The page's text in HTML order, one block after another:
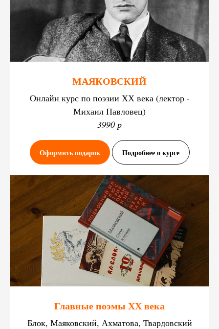
МАЯКОВСКИЙ
Онлайн курс по поэзии ХХ века (лектор -
Михаил Павловец)
3990 р
Оформить подарок Подробнее о курсе
Главные поэмы ХХ века
Блок, Маяковский, Ахматова, Твардовский